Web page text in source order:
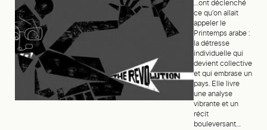
...ont déclenché
ce qu’on allait
appeler le
Printemps arabe :
la détresse
individuelle qui
devient collective
et qui embrase un
pays. Elle livre
une analyse
vibrante et un
récit
bouleversant...